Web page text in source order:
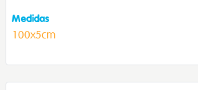
Medidas
100x5cm